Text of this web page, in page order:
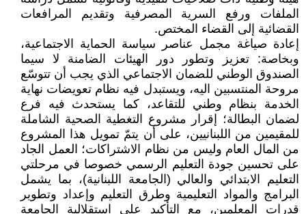
الملفات ورفع السرية المصرفية وتقديم المرافعات
القضائية إلى القضاء المختص.
إعادة صياغة مجمل عناصر سياسة الحماية الاجتماعية،
وبخاصة: تعزيز وتطور دور الهيئات الضامنة لا سيما
الصندوق الوطني للضمان الاجتماعي الذي يجب أن تتوسّع
مروحة المنتسبين اليه، ويستبدل فيه نظام تعويضات نهاية
الخدمة بنظام وطني للتقاعد، كما يستحدث فيه فرع
لضمان البطالة؛ إقرار مشروع التغطية الصحية الشاملة
للمقيمين من اللبنانيين، على أن يتمّ تمويل هذا المشروع
من المال العام وليس من نظام الاشتراكات؛ العمل الجاد
على تحسين جودة التعليم الرسمي خصوصا في مرحلتي
التعليم الابتدائي والعالي (الجامعة اللبنانية)، بما يشمل
البرامج والمواد التعليمية وطرق التعليم وإعداد وتطوير
قدرات المعلمين، مع التأكيد على استقلالية الجامعة